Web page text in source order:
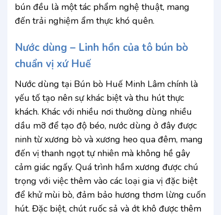
bún đều là một tác phẩm nghệ thuật, mang
đến trải nghiệm ẩm thực khó quên.
Nước dùng – Linh hồn của tô bún bò
chuẩn vị xứ Huế
Nước dùng tại Bún bò Huế Minh Lâm chính là
yếu tố tạo nên sự khác biệt và thu hút thực
khách. Khác với nhiều nơi thường dùng nhiều
dầu mỡ để tạo độ béo, nước dùng ở đây được
ninh từ xương bò và xương heo qua đêm, mang
đến vị thanh ngọt tự nhiên mà không hề gây
cảm giác ngấy. Quá trình hầm xương được chú
trọng với việc thêm vào các loại gia vị đặc biệt
để khử mùi bò, đảm bảo hương thơm lừng cuốn
hút. Đặc biệt, chút ruốc sả và ớt khô được thêm